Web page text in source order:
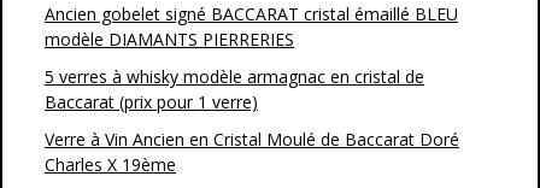
Ancien gobelet signé BACCARAT cristal émaillé BLEU
modèle DIAMANTS PIERRERIES
5 verres à whisky modèle armagnac en cristal de
Baccarat (prix pour 1 verre)
Verre à Vin Ancien en Cristal Moulé de Baccarat Doré
Charles X 19ème